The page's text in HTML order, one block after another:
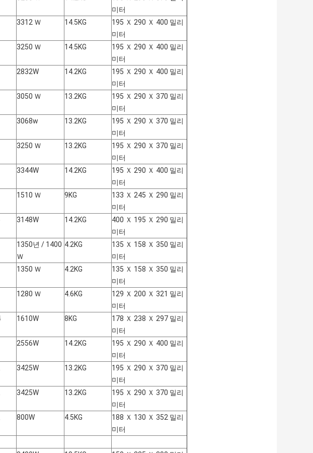
미터
3312 Ｗ 14.5KG
195 Ｘ 290 Ｘ 400 밀리
미터
3250 Ｗ 14.5KG
195 Ｘ 290 Ｘ 400 밀리
미터
2832W 14.2KG
195 Ｘ 290 Ｘ 400 밀리
미터
3050 Ｗ 13.2KG
195 Ｘ 290 Ｘ 370 밀리
미터
3068w 13.2KG
195 Ｘ 290 Ｘ 370 밀리
미터
3250 Ｗ 13.2KG
195 Ｘ 290 Ｘ 370 밀리
미터
3344W 14.2KG
195 Ｘ 290 Ｘ 400 밀리
미터
1510 Ｗ 9KG
133 Ｘ 245 Ｘ 290 밀리
미터
3148W 14.2KG
400 Ｘ 195 Ｘ 290 밀리
미터
1350년 / 1400
Ｗ
4.2KG
135 Ｘ 158 Ｘ 350 밀리
미터
1350 Ｗ 4.2KG
135 Ｘ 158 Ｘ 350 밀리
미터
1280 Ｗ 4.6KG
129 Ｘ 200 Ｘ 321 밀리
미터
1610W 8KG
178 Ｘ 238 Ｘ 297 밀리
미터
2556W 14.2KG
195 Ｘ 290 Ｘ 400 밀리
미터
3425W 13.2KG
195 Ｘ 290 Ｘ 370 밀리
미터
3425W 13.2KG
195 Ｘ 290 Ｘ 370 밀리
미터
800W 4.5KG
188 Ｘ 130 Ｘ 352 밀리
미터